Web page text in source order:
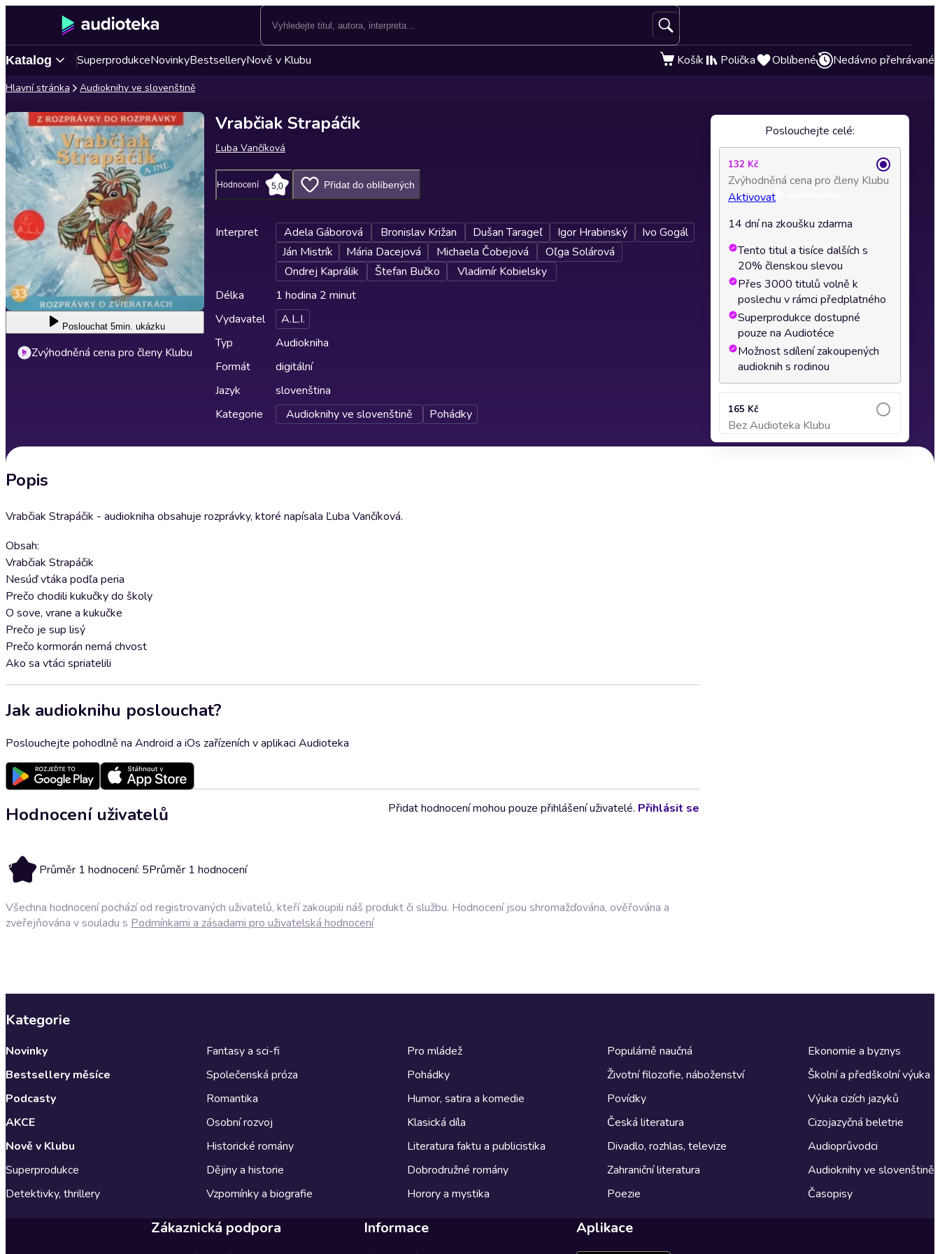
Katalog SuperprodukceNovinkyBestselleryNově v Klubu Košík Polička Oblíbené Nedávno přehrávané
Hlavní stránka Audioknihy ve slovenštině
Poslouchat 5min. ukázku
Zvýhodněná cena pro členy Klubu
Vrabčiak Strapáčik
Ľuba Vančíková
Hodnocení 5,0 Přidat do oblíbených
Interpret Adela Gáborová Bronislav Križan Dušan Tarageľ Igor Hrabinský
Ivo Gogál
Ján Mistrík
Mária Dacejová Michaela Čobejová
Oľga Solárová
Ondrej Kaprálik
Štefan Bučko
Vladimír Kobielsky
Délka
1 hodina 2 minut
Vydavatel
A.L.I.
Typ
Audiokniha
Formát
digitální
Jazyk
slovenština
Kategorie
Audioknihy ve slovenštině Pohádky
Popis
Vrabčiak Strapáčik - audiokniha obsahuje rozprávky, ktoré napísala Ľuba Vančíková.
Obsah:
Vrabčiak Strapáčik
Nesúď vtáka podľa peria
Prečo chodili kukučky do školy
O sove, vrane a kukučke
Prečo je sup lisý
Prečo kormorán nemá chvost
Ako sa vtáci spriatelili
Jak audioknihu poslouchat?
Poslouchejte pohodlně na Android a iOs zařízeních v aplikaci Audioteka
Hodnocení uživatelů
5 Průměr 1 hodnocení: 5Průměr 1 hodnocení
Přidat hodnocení mohou pouze přihlášení uživatelé. Přihlásit se
Všechna hodnocení pochází od registrovaných uživatelů, kteří zakoupili náš produkt či službu. Hodnocení jsou shromažďována, ověřována a
zveřejňována v souladu s Podmínkami a zásadami pro uživatelská hodnocení
Poslouchejte celé:
132 Kč
Zvýhodněná cena pro členy Klubu
Aktivovat
14 dní na zkoušku zdarma
Tento titul a tisíce dalších s
20% členskou slevou
Přes 3000 titulů volně k
poslechu v rámci předplatného
Superprodukce dostupné
pouze na Audiotéce
Možnost sdílení zakoupených
audioknih s rodinou
165 Kč
Bez Audioteka Klubu
Přidat do košíku
Kategorie
Novinky
Bestsellery měsíce
Podcasty
AKCE
Nově v Klubu
Superprodukce
Detektivky, thrillery
Fantasy a sci-fi
Společenská próza
Romantika
Osobní rozvoj
Historické romány
Dějiny a historie
Vzpomínky a biografie
Pro mládež
Pohádky
Humor, satira a komedie
Klasická díla
Literatura faktu a publicistika
Dobrodružné romány
Horory a mystika
Populárně naučná
Životní filozofie, náboženství
Povídky
Česká literatura
Divadlo, rozhlas, televize
Zahraniční literatura
Poezie
Ekonomie a byznys
Školní a předškolní výuka
Výuka cizích jazyků
Cizojazyčná beletrie
Audioprůvodci
Audioknihy ve slovenštině
Časopisy
Zákaznická podpora Informace Aplikace